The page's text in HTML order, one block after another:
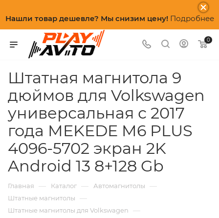
Нашли товар дешевле? Мы снизим цену! Подробнее
0
Штатная магнитола 9
дюймов для Volkswagen
универсальная с 2017
года MEKEDE M6 PLUS
4096-5702 экран 2K
Android 13 8+128 Gb
Главная — Каталог — Автомагнитолы —
Штатные магнитолы —
Штатные магнитолы для Volkswagen —